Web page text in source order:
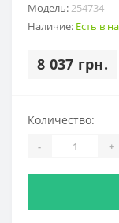
Модель:254734
Наличие: Есть в
8 037 грн.
Количество:
- +